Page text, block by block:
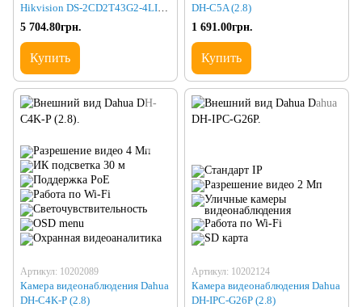
Hikvision DS-2CD2T43G2-4LI
(4.0)
5 704.80грн.
Купить
DH-C5A (2.8)
1 691.00грн.
Купить
Артикул: 10202089
Камера видеонаблюдения Dahua
DH-C4K-P (2.8)
Артикул: 10202124
Камера видеонаблюдения Dahua
DH-IPC-G26P (2.8)